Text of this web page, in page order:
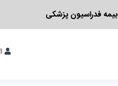
بیمه فدراسیون پزشکی